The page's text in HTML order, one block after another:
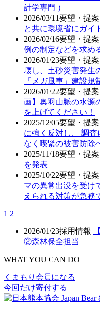
計学専門 ）
2026/03/11要望・提案
と共に環境省にガイ
2026/02/16要望・提案
例の制定などを求め
2026/01/23要望・提案
壊し、土砂災害発生
「メガ風車」建設規
2026/01/22要望・提案
画】奥羽山脈の水源
を上げてください！
2025/12/05要望・提案
に強く反対し、 調
なく喫緊の被害防除
2025/11/18要望・提案
を発表
2025/10/22要望・提案
マの異常出没を受け
えられる対策が急務
1 2
2026/01/23採用情報
②森林保全担当
WHAT YOU CAN DO
くまもり会員になる
今回だけ寄付する